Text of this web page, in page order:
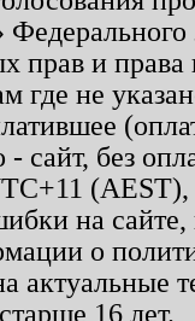
прав и
где не
сайт, без
на
о
актуальные
16 лет.